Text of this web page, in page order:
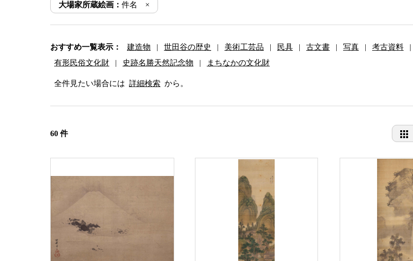
大場家所蔵絵画： 件名
おすすめ一覧表示： 建造物 | 世田谷の歴史 | 美術工芸品 | 民具 | 古文書 | 写真 | 考古資料 |
有形民俗文化財
| 史跡名勝天然記念物 | まちなかの文化財
全件見たい場合には 詳細検索 から。
60 件